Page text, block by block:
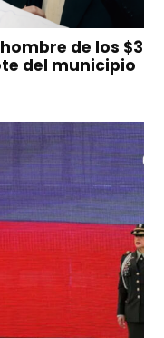
de los $3
del municipio